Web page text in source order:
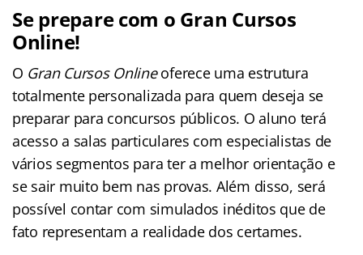
Se prepare com o Gran Cursos
Online!
O Gran Cursos Onlineoferece uma estrutura
totalmente personalizada para quem deseja se
preparar para concursos públicos. O aluno terá
acesso a salas particulares com especialistas de
vários segmentos para ter a melhor orientação e
se sair muito bem nas provas. Além disso, será
possível contar com simulados inéditos que de
fato representam a realidade dos certames.